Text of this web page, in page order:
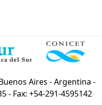
Aires - Argentina -
- Fax: +54-291-4595142